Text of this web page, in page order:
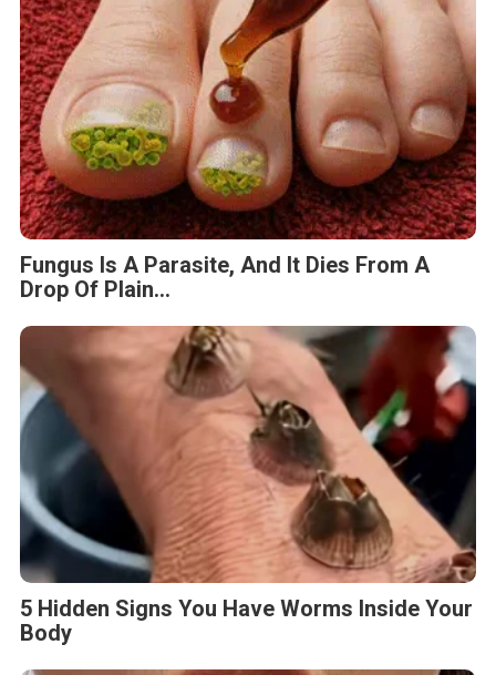
Fungus Is A Parasite, And It Dies From A
Drop Of Plain...
5 Hidden Signs You Have Worms Inside Your
Body